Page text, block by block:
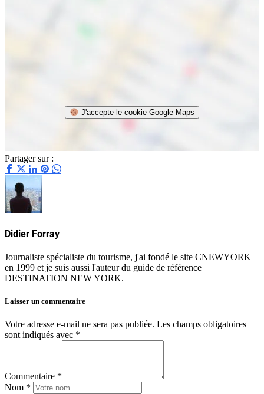
J'accepte le cookie Google Maps
Partager sur :
Didier Forray
Journaliste spécialiste du tourisme, j'ai fondé le site CNEWYORK
en 1999 et je suis aussi l'auteur du guide de référence
DESTINATION NEW YORK.
Laisser un commentaire
Votre adresse e-mail ne sera pas publiée. Les champs obligatoires
sont indiqués avec *
Commentaire *
Nom *